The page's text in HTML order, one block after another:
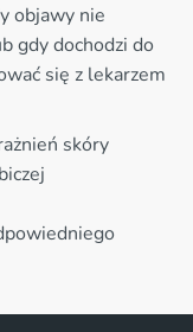
objawy nie
gdy dochodzi do
się z lekarzem
skóry